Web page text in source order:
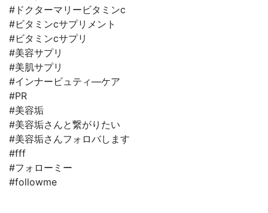
#ドクターマリービタミンc
#ビタミンcサプリメント
#ビタミンcサプリ
#美容サプリ
#美肌サプリ
#インナービュティ―ケア
#PR
#美容垢
#美容垢さんと繋がりたい
#美容垢さんフォロバします
#fff
#フォローミー
#followme